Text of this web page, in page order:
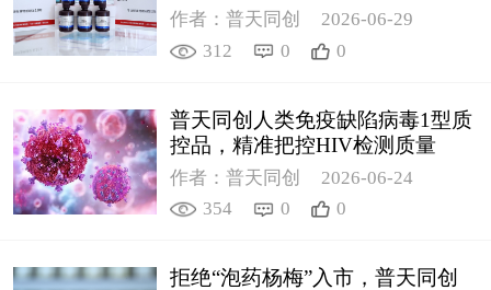
作者：普天同创
2026-06-29
312
0 0
普天同创人类免疫缺陷病毒1型质
控品，精准把控HIV检测质量
作者：普天同创
2026-06-24
354
0 0
拒绝“泡药杨梅”入市，普天同创